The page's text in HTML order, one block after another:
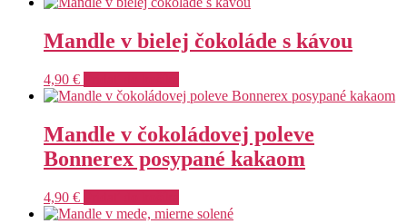
Mandle v bielej čokoláde s kávou
4,90 €
Mandle v čokoládovej poleve
Bonnerex posypané kakaom
4,90 €